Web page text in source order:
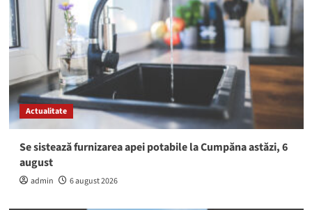
Actualitate
Se sistează furnizarea apei potabile la Cumpăna astăzi, 6
august
admin 6 august 2026